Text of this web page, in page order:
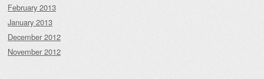
February 2013
January 2013
December 2012
November 2012